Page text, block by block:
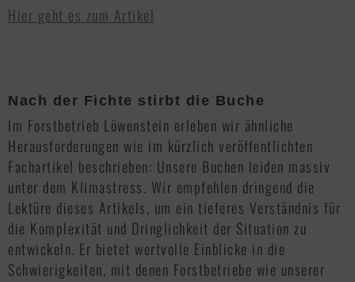
Hier geht es zum Artikel
Nach der Fichte stirbt die Buche
Im Forstbetrieb Löwenstein erleben wir ähnliche
Herausforderungen wie im kürzlich veröffentlichten
Fachartikel beschrieben: Unsere Buchen leiden massiv
unter dem Klimastress. Wir empfehlen dringend die
Lektüre dieses Artikels, um ein tieferes Verständnis für
die Komplexität und Dringlichkeit der Situation zu
entwickeln. Er bietet wertvolle Einblicke in die
Schwierigkeiten, mit denen Forstbetriebe wie unserer